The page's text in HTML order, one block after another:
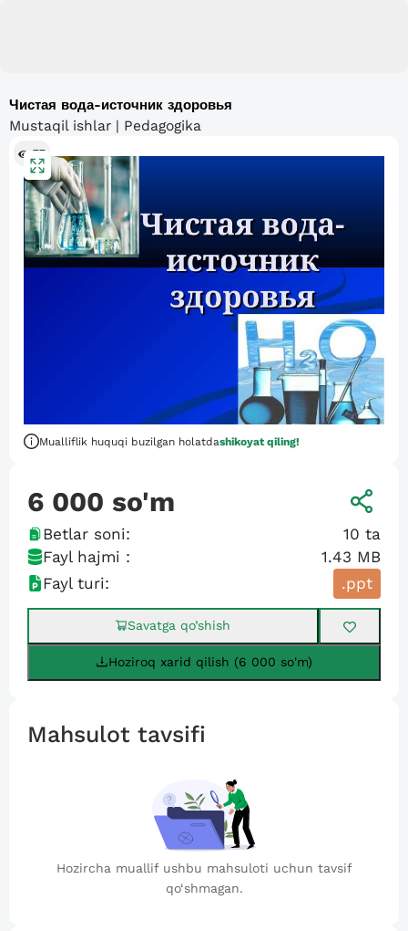
Чистая вода-источник здоровья
Mustaqil ishlar | Pedagogika
77
Mualliflik huquqi buzilgan holatdashikoyat qiling!
6 000 so'm
Betlar soni: 10 ta
Fayl hajmi :
1.43 MB
Fayl turi:
.ppt
Savatga qo’shish
Hoziroq xarid qilish (6 000 so'm)
Mahsulot tavsifi
Hozircha muallif ushbu mahsuloti uchun tavsif
qo‘shmagan.